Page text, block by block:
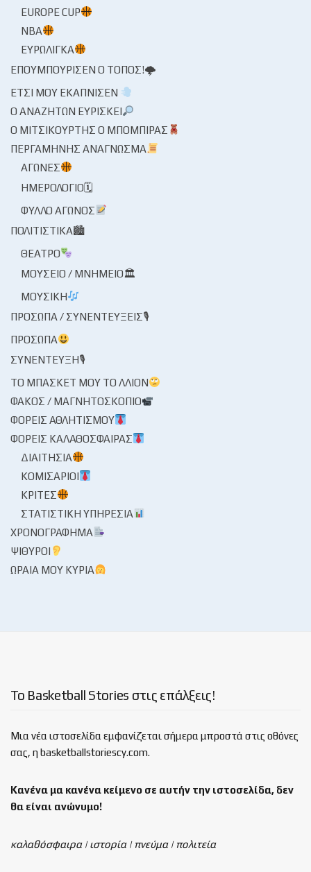
EUROPE CUP
NBA
ΕΥΡΩΛΊΓΚΑ
ΕΠΟΥΜΠΟΎΡΙΣΕΝ Ο ΤΌΠΟΣ!🌩
ΈΤΣΙ ΜΟΥ ΕΚΆΠΝΙΣΕΝ
Ο ΑΝΑΖΗΤΏΝ ΕΥΡΊΣΚΕΙ
Ο ΜΙΤΣΙΚΟΥΡΤΉΣ Ο ΜΠΌΜΠΙΡΑΣ
ΠΕΡΓΑΜΗΝΉΣ ΑΝΆΓΝΩΣΜΑ
ΑΓΏΝΕΣ
ΗΜΕΡΟΛΌΓΙΟ🗓
ΦΎΛΛΟ ΑΓΏΝΟΣ
ΠΟΛΙΤΙΣΤΙΚΆ🏙
ΘΈΑΤΡΟ
ΜΟΥΣΕΊΟ / ΜΝΗΜΕΊΟ🏛
ΜΟΥΣΙΚΉ
ΠΡΌΣΩΠΑ / ΣΥΝΕΝΤΕΎΞΕΙΣ🎙
ΠΡΌΣΩΠΑ
ΣΥΝΈΝΤΕΥΞΗ🎙
ΤΟ ΜΠΆΣΚΕΤ ΜΟΥ ΤΟ ΛΛΊΟΝ
ΦΑΚΌΣ / ΜΑΓΝΗΤΟΣΚΌΠΙΟ
ΦΟΡΕΊΣ ΑΘΛΗΤΙΣΜΟΎ
ΦΟΡΕΊΣ ΚΑΛΑΘΌΣΦΑΙΡΑΣ
ΔΙΑΙΤΗΣΊΑ
ΚΟΜΙΣΆΡΙΟΙ
ΚΡΙΤΈΣ
ΣΤΑΤΙΣΤΙΚΉ ΥΠΗΡΕΣΊΑ
ΧΡΟΝΟΓΡΆΦΗΜΑ
ΨΊΘΥΡΟΙ
ΩΡΑΊΑ ΜΟΥ ΚΥΡΊΑ
Το Basketball Stories στις επάλξεις!
Μια νέα ιστοσελίδα εμφανίζεται σήμερα μπροστά στις οθόνες
σας, η basketballstoriescy.com.
Κανένα μα κανένα κείμενο σε αυτήν την ιστοσελίδα, δεν
θα είναι ανώνυμο!
καλαθόσφαιρα | ιστορία | πνεύμα | πολιτεία